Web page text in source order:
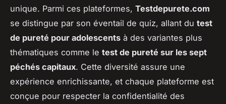
unique. Parmi ces plateformes, Testdepurete.com
se distingue par son éventail de quiz, allant du test
de pureté pour adolescents à des variantes plus
thématiques comme le test de pureté sur les sept
péchés capitaux. Cette diversité assure une
expérience enrichissante, et chaque plateforme est
conçue pour respecter la confidentialité des